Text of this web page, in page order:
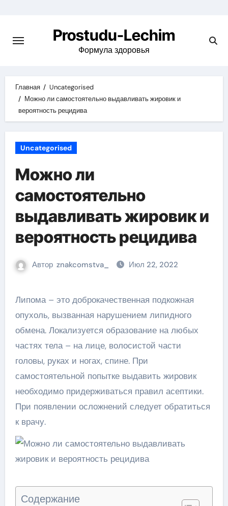
содержимому
Prostudu-Lechim
Формула здоровья
Главная
Uncategorised
Можно ли самостоятельно выдавливать жировик и
вероятность рецидива
Uncategorised
Можно ли
самостоятельно
выдавливать жировик и
вероятность рецидива
Автор znakcomstva_ Июл 22, 2022
Липома – это доброкачественная подкожная
опухоль, вызванная нарушением липидного
обмена. Локализуется образование на любых
частях тела – на лице, волосистой части
головы, руках и ногах, спине. При
самостоятельной попытке выдавить жировик
необходимо придерживаться правил асептики.
При появлении осложнений следует обратиться
к врачу.
Содержание